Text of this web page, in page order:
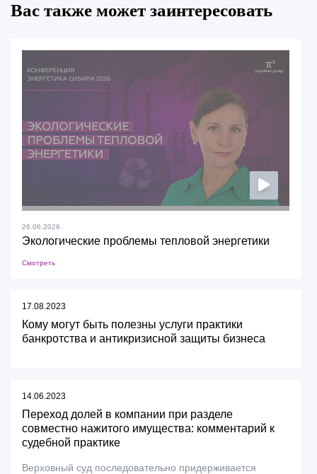
Вас также может заинтересовать
26.06.2026
Экологические проблемы тепловой энергетики
Смотреть
17.08.2023
Кому могут быть полезны услуги практики
банкротства и антикризисной защиты бизнеса
14.06.2023
Переход долей в компании при разделе
совместно нажитого имущества: комментарий к
судебной практике
Верховный суд последовательно придерживается